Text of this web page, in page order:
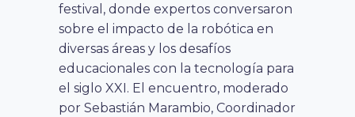
festival, donde expertos conversaron
sobre el impacto de la robótica en
diversas áreas y los desafíos
educacionales con la tecnología para
el siglo XXI. El encuentro, moderado
por Sebastián Marambio, Coordinador